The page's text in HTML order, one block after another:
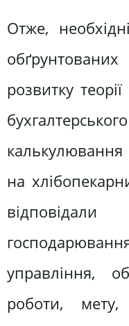
Отже,
розвитку
калькулювання
на
управління,
роботи,